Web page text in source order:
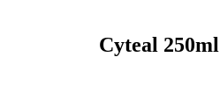
Cyteal 250ml